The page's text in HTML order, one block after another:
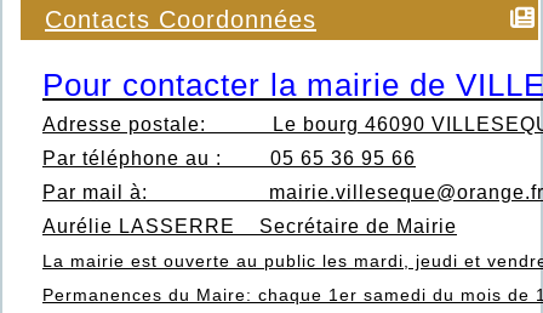
Contacts Coordonnées
Pour contacter la mairie de
Adresse postale:
Le bourg 46090
Par téléphone au : 05 65 36 95 66
Par mail à: mairie.villeseque@orange.fr
Aurélie LASSERRE Secrétaire de Mairie
La mairie est ouverte au public les mardi, jeudi et
Permanences du Maire: chaque 1er samedi du mois de